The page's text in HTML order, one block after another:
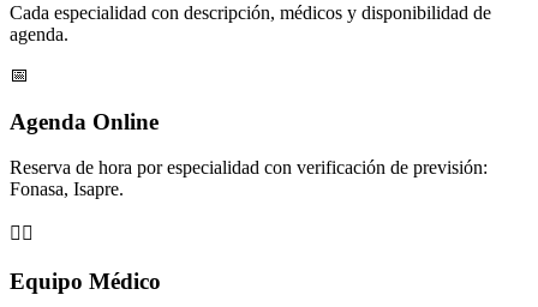
Cada especialidad con descripción, médicos y disponibilidad de
agenda.
📅
Agenda Online
Reserva de hora por especialidad con verificación de previsión:
Fonasa, Isapre.
👨‍⚕️
Equipo Médico